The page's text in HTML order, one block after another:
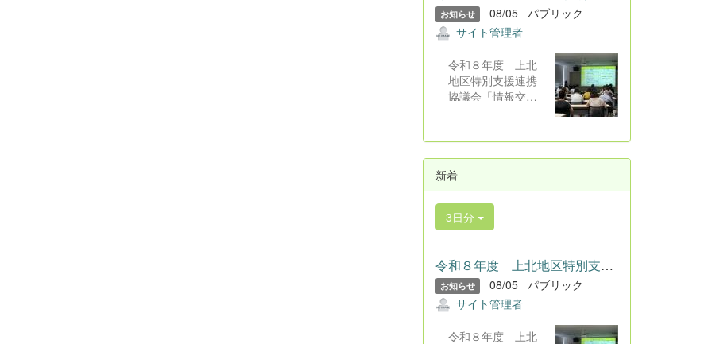
お知らせ 08/05
パブリック
サイト管理者
令和８年度 上北
地区特別支援連携
協議会「情報交流
戸町総合アリーナ
研修室にて、令和
８年度上北地区特
別支援連携協議会
「情報交流会」が
行われました。
員を含む教育関係
者、保護者８０
名、福祉関係者等
が参集し、オンラ
名が参加しまし
新着
3日分
令和８年度 上北地区特別支援連携協議会「情報交流会」 令和...
お知らせ 08/05
パブリック
サイト管理者
令和８年度 上北